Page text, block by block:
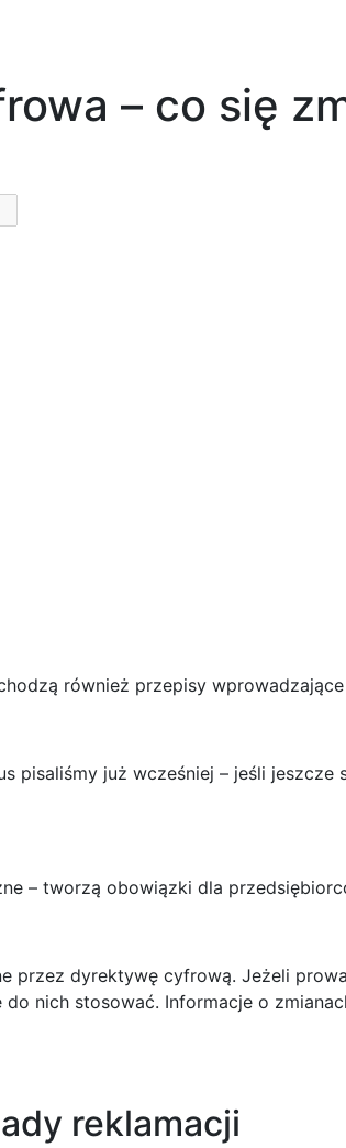
– co się
również przepisy
już wcześniej – jeśli
– tworzą obowiązki dla
przez dyrektywę cyfrową. Jeżeli
nich stosować. Informacje o
reklamacji